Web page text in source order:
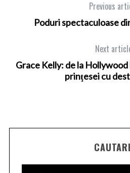
Previous
Poduri spectaculoase
Next
Grace Kelly: de la
prinţesei cu